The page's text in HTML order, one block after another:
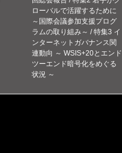
ローバルで活躍するために
～国際会議参加支援プログ
ラムの取り組み～ / 特集3 イ
ンターネットガバナンス関
連動向 ～ WSIS+20とエンド
ツーエンド暗号化をめぐる
状況 ～